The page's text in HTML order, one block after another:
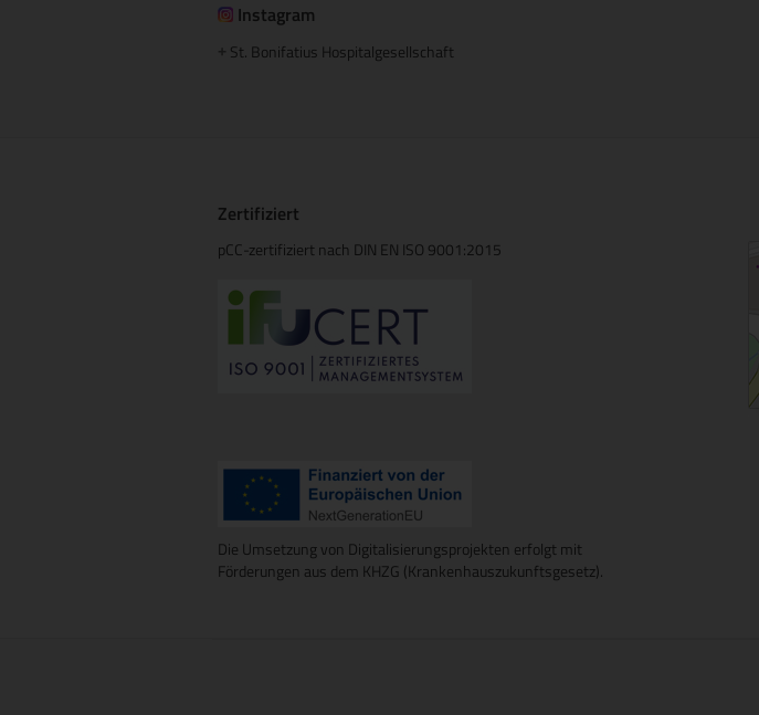
Instagram
St. Bonifatius Hospitalgesellschaft
Zertifiziert
pCC-zertifiziert nach DIN EN ISO 9001:2015
Die Umsetzung von Digitalisierungsprojekten erfolgt mit
Förderungen aus dem KHZG (Krankenhauszukunftsgesetz).